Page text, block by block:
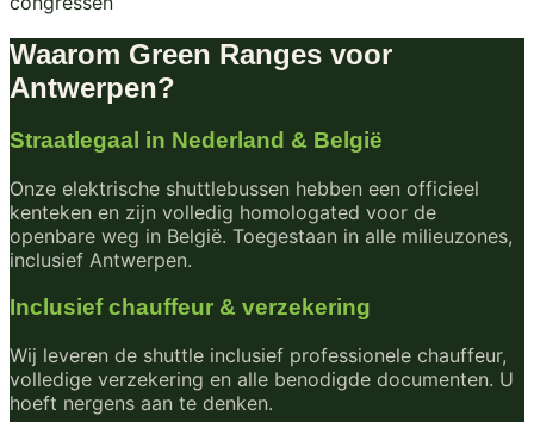
Waarom Green Ranges voor
Antwerpen?
Straatlegaal in Nederland & België
Onze elektrische shuttlebussen hebben een officieel
kenteken en zijn volledig homologated voor de
openbare weg in België. Toegestaan in alle milieuzones,
inclusief Antwerpen.
Inclusief chauffeur & verzekering
Wij leveren de shuttle inclusief professionele chauffeur,
volledige verzekering en alle benodigde documenten. U
hoeft nergens aan te denken.